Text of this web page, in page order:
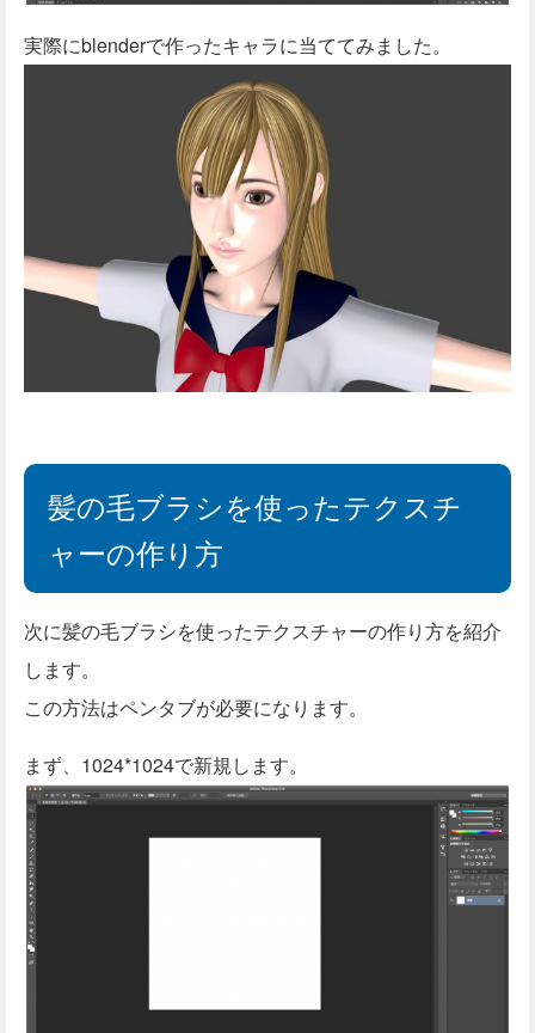
実際にblenderで作ったキャラに当ててみました。
髪の毛ブラシを使ったテクスチ
ャーの作り方
次に髪の毛ブラシを使ったテクスチャーの作り方を紹介
します。
この方法はペンタブが必要になります。
まず、1024*1024で新規します。